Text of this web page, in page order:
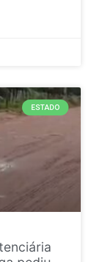
ESTADO